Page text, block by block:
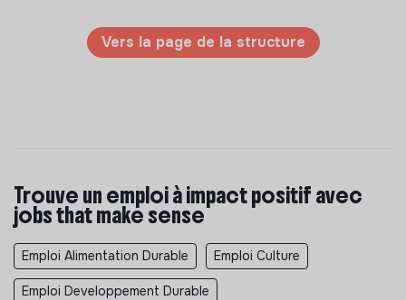
Vers la page de la structure
Trouve un emploi à impact positif avec
jobs that make sense
Emploi Alimentation Durable Emploi Culture
Emploi Developpement Durable